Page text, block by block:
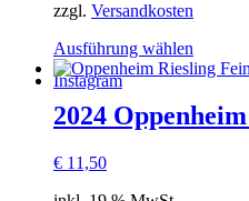
Instagram
zzgl. Versandkosten
Ausführung wählen
Produkt
mehrere
2024
€ 11,50